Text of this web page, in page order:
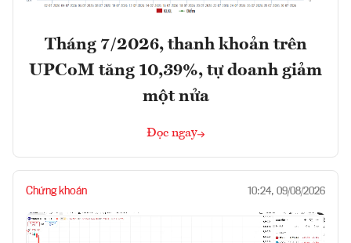
Tháng 7/2026, thanh khoản trên
UPCoM tăng 10,39%, tự doanh giảm
một nửa
Đọc ngay
Chứng khoán 10:24, 09/08/2026